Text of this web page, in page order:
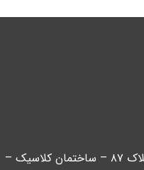
تهران – خیابان آیت اله کاشانی – بین اباذر و مهران – پلاک ۸۷ – ساختمان کلاسیک –